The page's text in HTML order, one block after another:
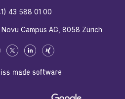
43 588 01 00
Campus AG, 8058 Zürich